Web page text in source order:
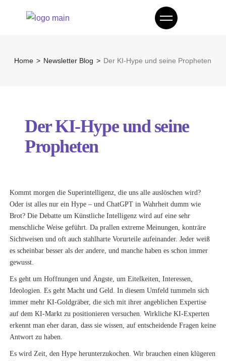
Home Newsletter Blog Der KI-Hype und seine Propheten
Der KI-Hype und seine
Propheten
Kommt morgen die Superintelligenz, die uns alle auslöschen wird?
Oder ist alles nur ein Hype – und ChatGPT in Wahrheit dumm wie
Brot? Die Debatte um Künstliche Intelligenz wird auf eine sehr
menschliche Weise geführt. Da prallen extreme Meinungen, konträre
Sichtweisen und oft auch stahlharte Vorurteile aufeinander. Jeder weiß
es scheinbar besser als der andere, und manche haben es schon immer
gewusst.
Es geht um Hoffnungen und Ängste, um Eitelkeiten, Interessen,
Ideologien. Es geht Macht und Geld. In diesem Umfeld tummeln sich
immer mehr KI-Goldgräber, die sich mit ihrer angeblichen Expertise
auf dem KI-Markt zu positionieren versuchen. Wirkliche KI-Experten
erkennt man eher daran, dass sie wissen, auf entscheidende Fragen keine
Antwort zu haben.
Es wird Zeit, den Hype herunterzukochen. Wir brauchen einen klügeren